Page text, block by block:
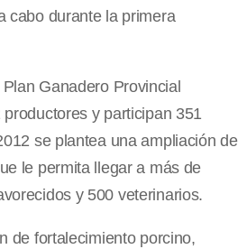
cabo durante la primera
Ganadero Provincial
y participan 351
se plantea una ampliación de
le permita llegar a más de
y 500 veterinarios.
de fortalecimiento porcino,